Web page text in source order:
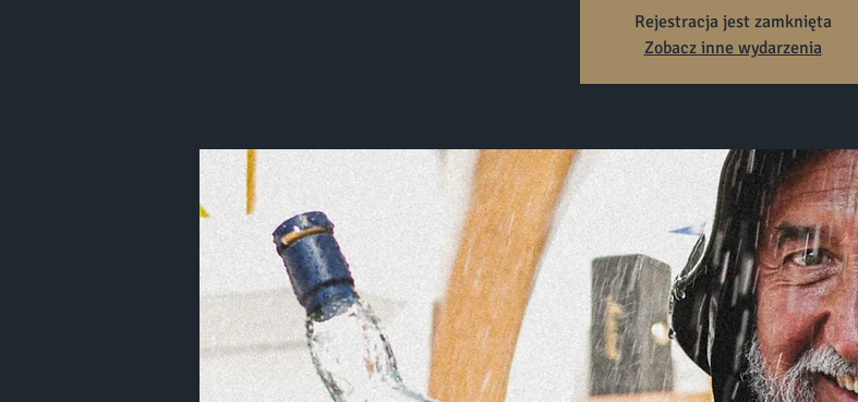
Rejestracja jest zamknięta
Zobacz inne wydarzenia